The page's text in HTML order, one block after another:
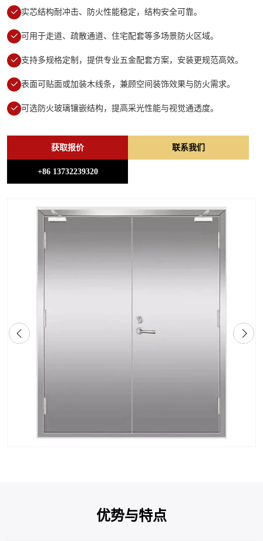
实芯结构耐冲击、防火性能稳定，结构安全可靠。
可用于走道、疏散通道、住宅配套等多场景防火区域。
支持多规格定制，提供专业五金配套方案，安装更规范高效。
表面可贴面或加装木线条，兼顾空间装饰效果与防火需求。
可选防火玻璃镶嵌结构，提高采光性能与视觉通透度。
获取报价 联系我们
+86 13732239320
优势与特点